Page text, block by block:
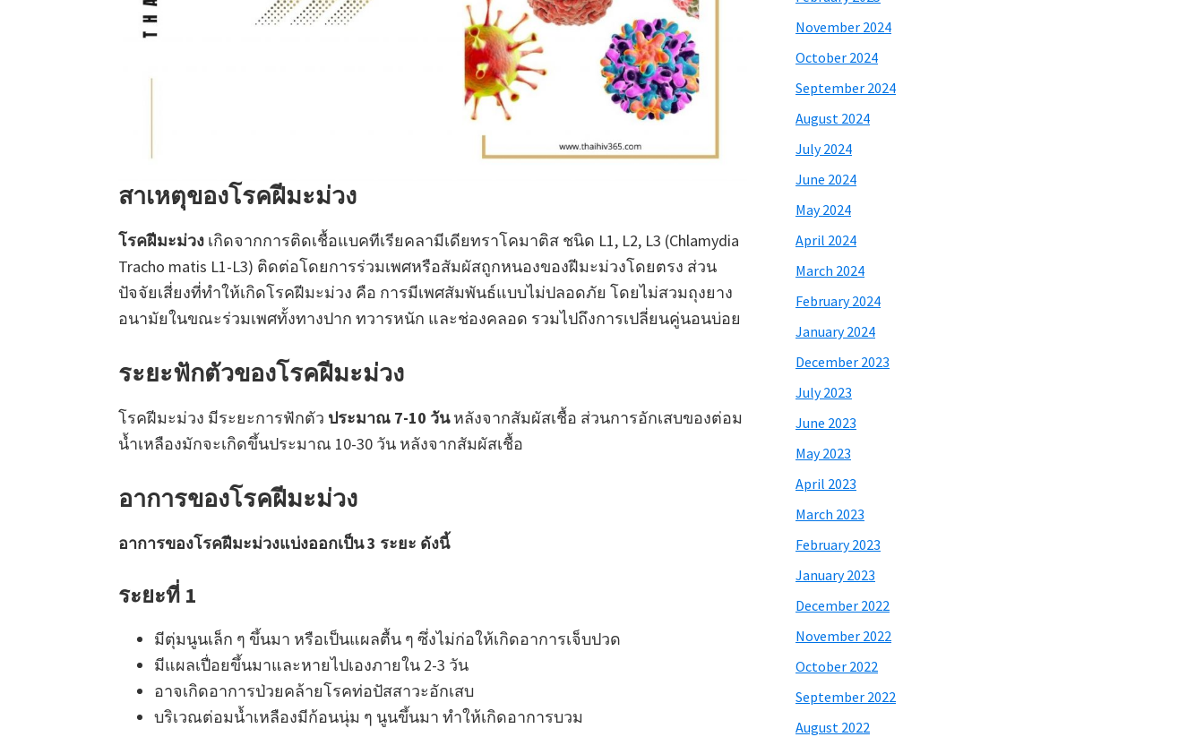
สาเหตุของโรคฝีมะม่วง
โรคฝีมะม่วง เกิดจากการติดเชื้อแบคทีเรียคลามีเดียทราโคมาติส ชนิด L1, L2, L3 (Chlamydia
Tracho matis L1-L3) ติดต่อโดยการร่วมเพศหรือสัมผัสถูกหนองของฝีมะม่วงโดยตรง ส่วน
ปัจจัยเสี่ยงที่ทำให้เกิดโรคฝีมะม่วง คือ การมีเพศสัมพันธ์แบบไม่ปลอดภัย โดยไม่สวมถุงยาง
อนามัยในขณะร่วมเพศทั้งทางปาก ทวารหนัก และช่องคลอด รวมไปถึงการเปลี่ยนคู่นอนบ่อย
ระยะฟักตัวของโรคฝีมะม่วง
โรคฝีมะม่วง มีระยะการฟักตัว ประมาณ 7-10 วันหลังจากสัมผัสเชื้อ ส่วนการอักเสบของต่อม
น้ำเหลืองมักจะเกิดขึ้นประมาณ 10-30 วัน หลังจากสัมผัสเชื้อ
อาการของโรคฝีมะม่วง
อาการของโรคฝีมะม่วงแบ่งออกเป็น 3 ระยะ ดังนี้
ระยะที่ 1
มีตุ่มนูนเล็ก ๆ ขึ้นมา หรือเป็นแผลตื้น ๆ ซึ่งไม่ก่อให้เกิดอาการเจ็บปวด
มีแผลเปื่อยขึ้นมาและหายไปเองภายใน 2-3 วัน
อาจเกิดอาการป่วยคล้ายโรคท่อปัสสาวะอักเสบ
บริเวณต่อมน้ำเหลืองมีก้อนนุ่ม ๆ นูนขึ้นมา ทำให้เกิดอาการบวม
November 2024
October 2024
September 2024
August 2024
July 2024
June 2024
May 2024
April 2024
March 2024
February 2024
January 2024
December 2023
July 2023
June 2023
May 2023
April 2023
March 2023
February 2023
January 2023
December 2022
November 2022
October 2022
September 2022
August 2022